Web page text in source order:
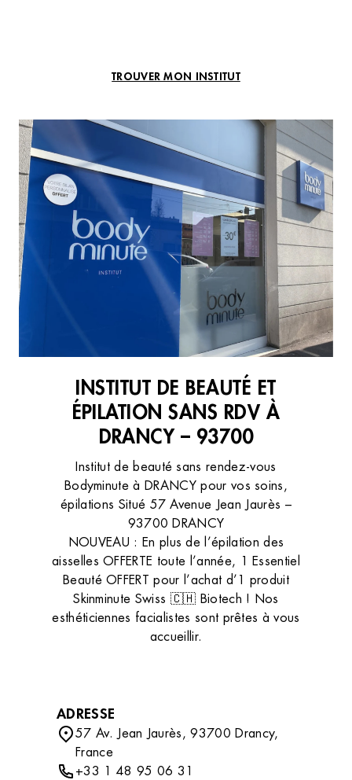
TROUVER MON INSTITUT
INSTITUT DE BEAUTÉ ET
ÉPILATION SANS RDV À
DRANCY – 93700
Institut de beauté sans rendez-vous
Bodyminute à DRANCY pour vos soins,
épilations Situé 57 Avenue Jean Jaurès –
93700 DRANCY
NOUVEAU : En plus de l’épilation des
aisselles OFFERTE toute l’année, 1 Essentiel
Beauté OFFERT pour l’achat d’1 produit
Skinminute Swiss 🇨🇭 Biotech ! Nos
esthéticiennes facialistes sont prêtes à vous
accueillir.
ADRESSE
57 Av. Jean Jaurès, 93700 Drancy,
France
+33 1 48 95 06 31